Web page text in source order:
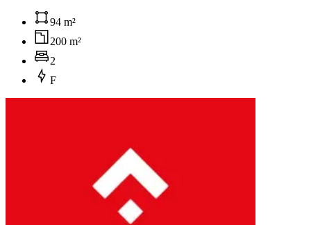
94 m²
200 m²
2
F